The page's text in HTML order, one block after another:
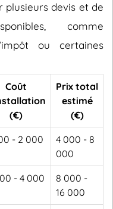
devis et de
comme
ou certaines
Coût
(€)
Prix total
estimé
(€)
- 2 000
4 000 - 8
000
- 4 000
8 000 -
16 000